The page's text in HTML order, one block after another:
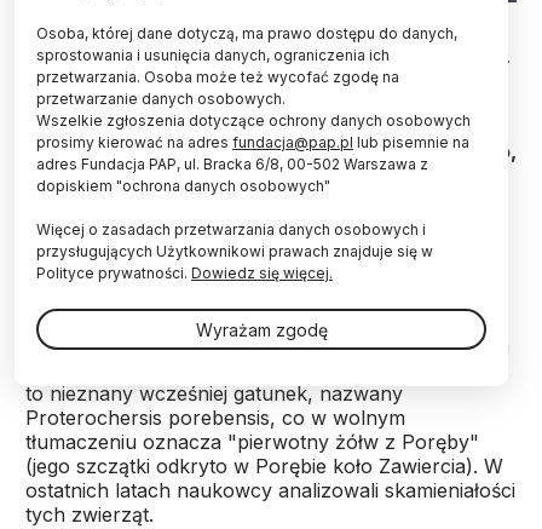
konferencji prasowej "Najstarsze na świecie żółwie z Polski,
nowy obraz ewolucji" w Muzeum Ewolucji w PKiN w Warszawie.
Fot. PAP/Paweł Supernak 05.02.2020
Jedne z najstarszych na świecie żółwi, żyjące 215
mln lat temu na terenie dzisiejszego woj. śląskiego,
mierzyły ok. metra, były prawdopodobnie
wszystkożerne i wodno-lądowe. Najnowsze
wnioski z analiz skamieniałości przedstawili
badacze z Instytutu Paleobiologii PAN.
O odkryciu licznych szczątków jednych z
najstarszych na świecie żółwi, które żyły ok. 215 mln
to nieznany wcześniej gatunek, nazwany
Proterochersis porebensis, co w wolnym
tłumaczeniu oznacza "pierwotny żółw z Poręby"
(jego szczątki odkryto w Porębie koło Zawiercia). W
ostatnich latach naukowcy analizowali skamieniałości
tych zwierząt.
Osoba, której dane dotyczą, ma prawo dostępu do danych,
sprostowania i usunięcia danych, ograniczenia ich
przetwarzania. Osoba może też wycofać zgodę na
przetwarzanie danych osobowych.
Wszelkie zgłoszenia dotyczące ochrony danych osobowych
prosimy kierować na adres fundacja@pap.pl lub pisemnie na
adres Fundacja PAP, ul. Bracka 6/8, 00-502 Warszawa z
dopiskiem "ochrona danych osobowych"
Więcej o zasadach przetwarzania danych osobowych i
przysługujących Użytkownikowi prawach znajduje się w
Polityce prywatności. Dowiedz się więcej.
Wyrażam zgodę